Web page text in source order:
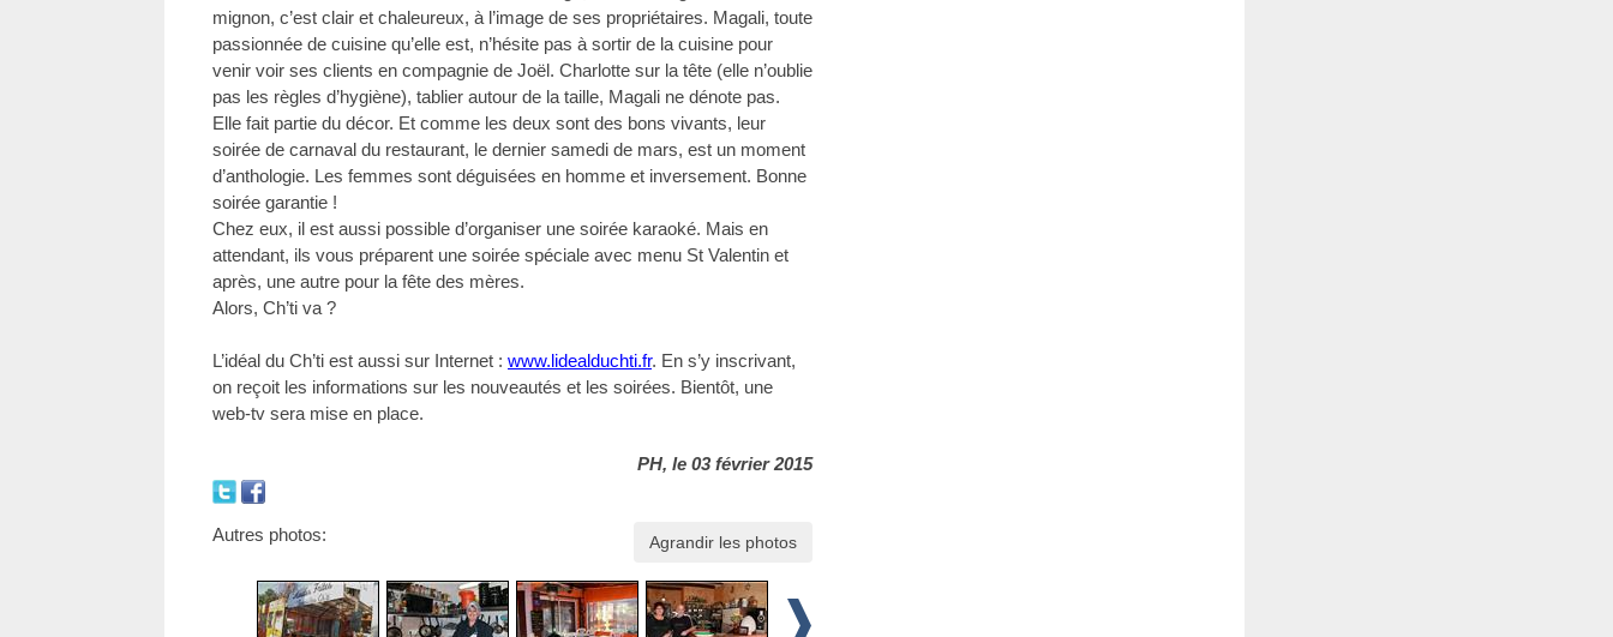
mignon, c’est clair et chaleureux, à l’image de ses propriétaires. Magali, toute
passionnée de cuisine qu’elle est, n’hésite pas à sortir de la cuisine pour
venir voir ses clients en compagnie de Joël. Charlotte sur la tête (elle n’oublie
pas les règles d’hygiène), tablier autour de la taille, Magali ne dénote pas.
Elle fait partie du décor. Et comme les deux sont des bons vivants, leur
soirée de carnaval du restaurant, le dernier samedi de mars, est un moment
d’anthologie. Les femmes sont déguisées en homme et inversement. Bonne
soirée garantie !
Chez eux, il est aussi possible d’organiser une soirée karaoké. Mais en
attendant, ils vous préparent une soirée spéciale avec menu St Valentin et
après, une autre pour la fête des mères.
Alors, Ch’ti va ?
L’idéal du Ch’ti est aussi sur Internet : www.lidealduchti.fr. En s’y inscrivant,
on reçoit les informations sur les nouveautés et les soirées. Bientôt, une
web-tv sera mise en place.
PH, le 03 février 2015
Agrandir les photos
Autres photos: